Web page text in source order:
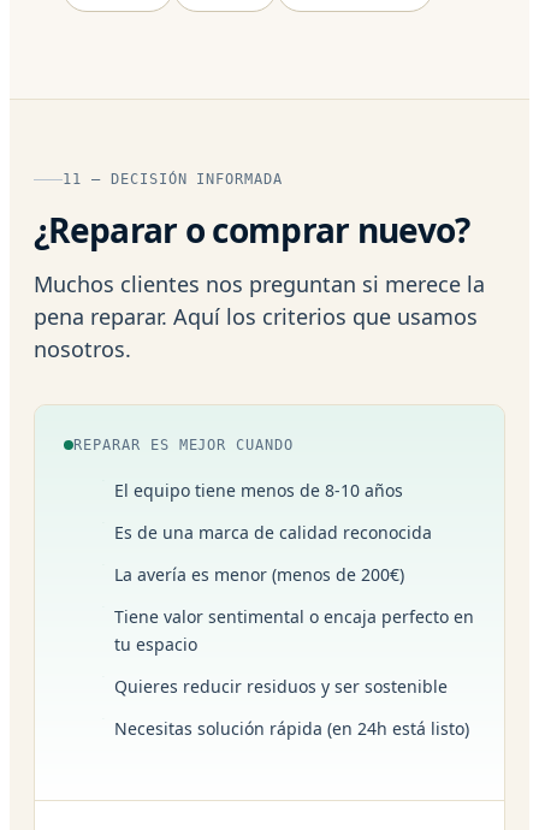
11 — DECISIÓN INFORMADA
¿Reparar o comprar nuevo?
Muchos clientes nos preguntan si merece la
pena reparar. Aquí los criterios que usamos
nosotros.
REPARAR ES MEJOR CUANDO
El equipo tiene menos de 8-10 años
Es de una marca de calidad reconocida
La avería es menor (menos de 200€)
Tiene valor sentimental o encaja perfecto en
tu espacio
Quieres reducir residuos y ser sostenible
Necesitas solución rápida (en 24h está listo)